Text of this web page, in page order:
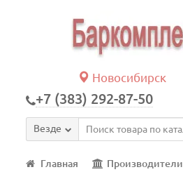
Новосибирск
+7 (383) 292-87-50
Везде
Главная Производители